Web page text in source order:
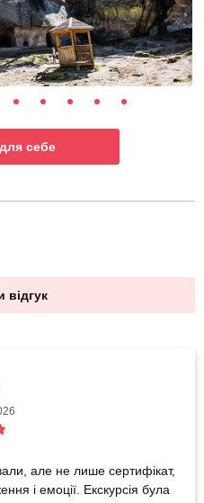
себе
відгук
але не лише сертифікат,
і емоції. Екскурсія була